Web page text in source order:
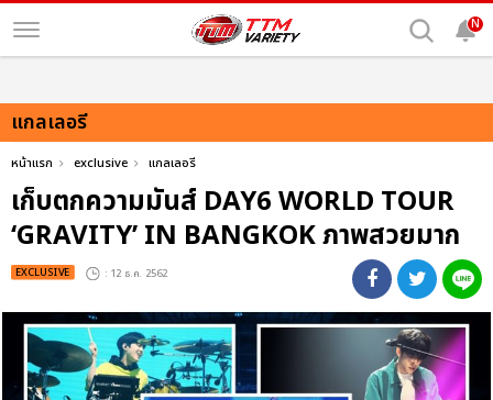
N
แกลเลอรี
หน้าแรก exclusive แกลเลอรี
เก็บตกความมันส์ DAY6 WORLD TOUR
‘GRAVITY’ IN BANGKOK ภาพสวยมาก
EXCLUSIVE : 12 ธ.ค. 2562